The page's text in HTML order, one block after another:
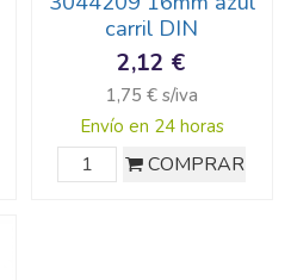
carril DIN
2,12 €
1,75 € s/iva
Envío en 24 horas
COMPRAR